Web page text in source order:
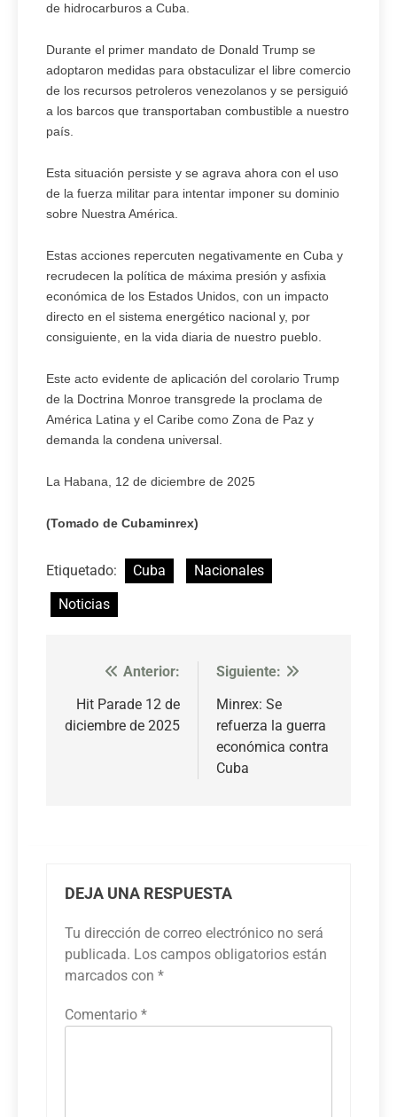
de hidrocarburos a Cuba.
Durante el primer mandato de Donald Trump se
adoptaron medidas para obstaculizar el libre comercio
de los recursos petroleros venezolanos y se persiguió
a los barcos que transportaban combustible a nuestro
país.
Esta situación persiste y se agrava ahora con el uso
de la fuerza militar para intentar imponer su dominio
sobre Nuestra América.
Estas acciones repercuten negativamente en Cuba y
recrudecen la política de máxima presión y asfixia
económica de los Estados Unidos, con un impacto
directo en el sistema energético nacional y, por
consiguiente, en la vida diaria de nuestro pueblo.
Este acto evidente de aplicación del corolario Trump
de la Doctrina Monroe transgrede la proclama de
América Latina y el Caribe como Zona de Paz y
demanda la condena universal.
La Habana, 12 de diciembre de 2025
(Tomado de Cubaminrex)
Etiquetado: Cuba
Nacionales
Noticias
Navegación
de
Anterior:
Hit Parade 12 de
diciembre de 2025
Siguiente:
Minrex: Se
refuerza la guerra
económica contra
Cuba
DEJA UNA RESPUESTA
Tu dirección de correo electrónico no será
publicada. Los campos obligatorios están
marcados con *
Comentario *